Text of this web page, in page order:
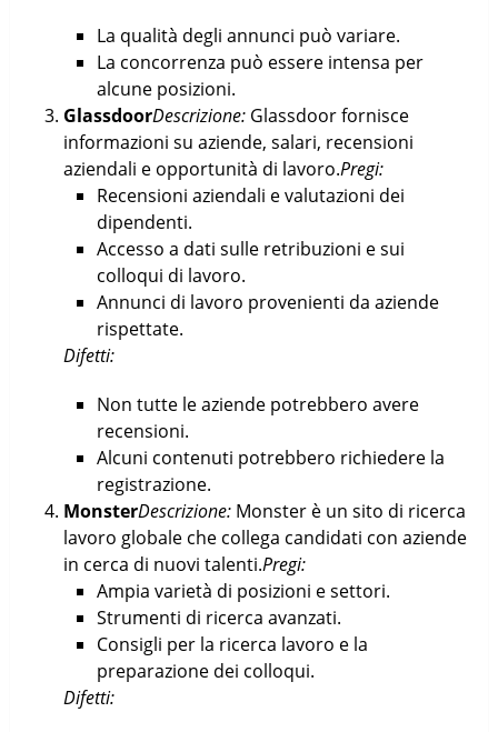
La qualità degli annunci può variare.
La concorrenza può essere intensa per
alcune posizioni.
GlassdoorDescrizione:Glassdoor fornisce
informazioni su aziende, salari, recensioni
aziendali e opportunità di lavoro.Pregi:
Recensioni aziendali e valutazioni dei
dipendenti.
Accesso a dati sulle retribuzioni e sui
colloqui di lavoro.
Annunci di lavoro provenienti da aziende
rispettate.
Difetti:
Non tutte le aziende potrebbero avere
recensioni.
Alcuni contenuti potrebbero richiedere la
registrazione.
MonsterDescrizione:Monster è un sito di ricerca
lavoro globale che collega candidati con aziende
in cerca di nuovi talenti.Pregi:
Ampia varietà di posizioni e settori.
Strumenti di ricerca avanzati.
Consigli per la ricerca lavoro e la
preparazione dei colloqui.
Difetti: